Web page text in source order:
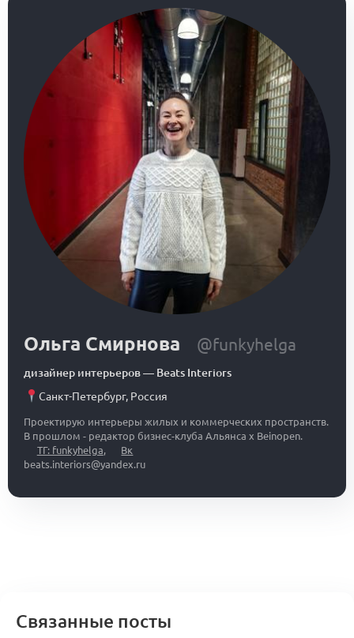
Ольга Смирнова @funkyhelga
дизайнер интерьеров— Beats Interiors
Санкт-Петербург, Россия
Проектирую интерьеры жилых и коммерческих пространств.
В прошлом - редактор бизнес-клуба Альянса x Beinopen.
ТГ: funkyhelga
Вк
beats.interiors@yandex.ru
Связанные посты